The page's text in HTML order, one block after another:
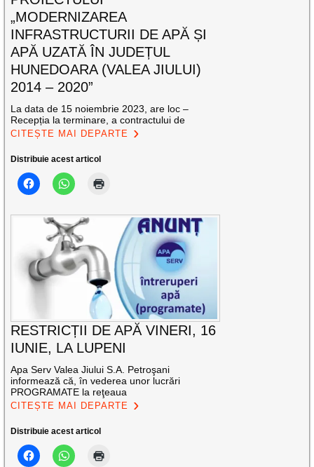
„MODERNIZAREA
INFRASTRUCTURII DE APĂ ȘI
APĂ UZATĂ ÎN JUDEȚUL
HUNEDOARA (VALEA JIULUI)
2014 – 2020”
La data de 15 noiembrie 2023, are loc –
Recepția la terminare, a contractului de
CITEȘTE MAI DEPARTE
Distribuie acest articol
RESTRICȚII DE APĂ VINERI, 16
IUNIE, LA LUPENI
Apa Serv Valea Jiului S.A. Petroşani
informează că, în vederea unor lucrări
PROGRAMATE la reţeaua
CITEȘTE MAI DEPARTE
Distribuie acest articol